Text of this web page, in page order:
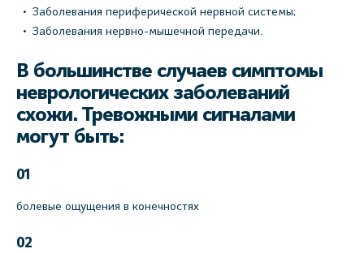
Заболевания периферической нервной системы;
Заболевания нервно-мышечной передачи.
В большинстве случаев симптомы
неврологических заболеваний
схожи. Тревожными сигналами
могут быть:
01
болевые ощущения в конечностях
02